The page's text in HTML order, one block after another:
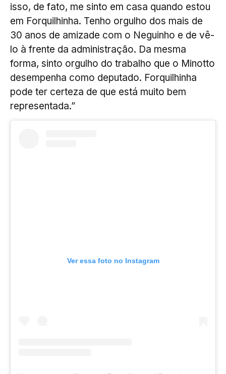
isso, de fato, me sinto em casa quando estou
em Forquilhinha. Tenho orgulho dos mais de
30 anos de amizade com o Neguinho e de vê-
lo à frente da administração. Da mesma
forma, sinto orgulho do trabalho que o Minotto
desempenha como deputado. Forquilhinha
pode ter certeza de que está muito bem
representada.”
Ver essa foto no Instagram